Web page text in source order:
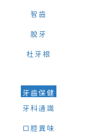
智齒
脫牙
杜牙根
牙齒保健
牙科通識
口腔異味